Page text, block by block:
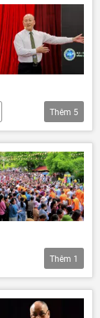
Thêm 5
Thêm 1